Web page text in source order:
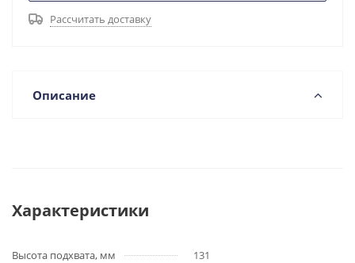
Рассчитать доставку
Описание
Характеристики
Высота подхвата, мм
131